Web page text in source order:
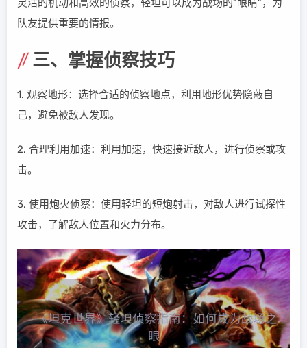
灵活的机动和高效的侦察，轻坦可以成为战场的“眼睛”，为
队友提供重要的情报。
三、掌握侦察技巧
1. 观察地形：选择合适的侦察地点，利用地形优势隐蔽自
己，避免被敌人发现。
2. 合理利用加速：利用加速，快速接近敌人，进行侦察或攻
击。
3. 使用炮火侦察：使用轻坦的短炮射击，对敌人进行试探性
攻击，了解敌人位置和火力分布。